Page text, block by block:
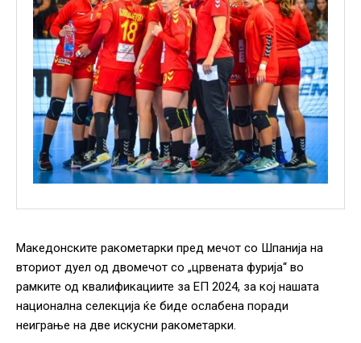
Македонските ракометарки пред мечот со Шпанија на
вториот дуел од двомечот со „црвената фурија“ во
рамките од квалификациите за ЕП 2024, за кој нашата
национална селекција ќе биде ослабена поради
неиграње на две искусни ракометарки.